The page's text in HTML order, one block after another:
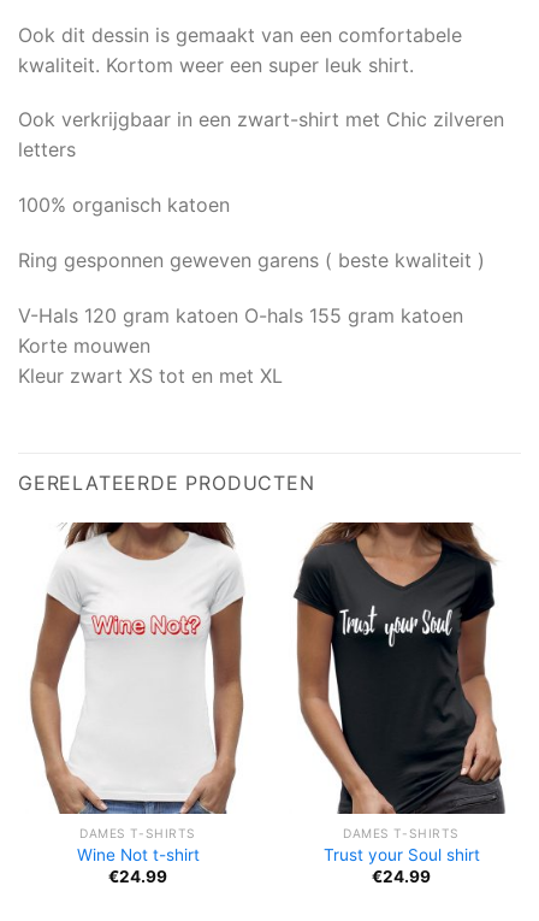
Ook dit dessin is gemaakt van een comfortabele
kwaliteit. Kortom weer een super leuk shirt.
Ook verkrijgbaar in een zwart-shirt met Chic zilveren
letters
100% organisch katoen
Ring gesponnen geweven garens ( beste kwaliteit )
V-Hals 120 gram katoen O-hals 155 gram katoen
Korte mouwen
Kleur zwart XS tot en met XL
GERELATEERDE PRODUCTEN
DAMES T-SHIRTS
Wine Not t-shirt
€24.99
DAMES T-SHIRTS
Trust your Soul shirt
€24.99